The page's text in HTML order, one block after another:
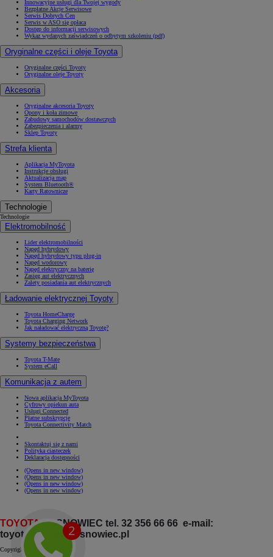
Innowacyjne usługi dla Twojej wygody
Bezpłatne Akcje Serwisowe
Serwis Dobrych Cen
Serwis w ASO się opłaca
Dostęp do informacji serwisowych
Wykaz wydanych zaświadczeń o odbytym szkoleniu (pdf)
Oryginalne części i oleje Toyota
Oryginalne części Toyoty
Oryginalne oleje Toyoty
Akcesoria
Oryginalne akcesoria Toyoty
Opony i koła zimowe
Zabudowy samochodów dostawczych
Zabezpieczenia i alarmy
Sklep Toyoty
Strefa klienta
Aplikacja MyToyota
Instrukcje obsługi
Aktualizacja map
System Bluetooth®
Karty Ratownicze
Technologie
Technologie
Elektromobilność
Lider elektromobilności
Napęd hybrydowy
Napęd hybrydowy typu plug-in
Napęd wodorowy
Napęd elektryczny na baterię
Zasięg aut elektrycznych
Zalety posiadania aut elektrycznych
Ładowanie elektrycznej Toyoty
Toyota HomeCharge
Toyota Charging Network
Jak naładować elektryczną Toyotę?
Systemy bezpieczeństwa
Toyota T-Mate
System eCall
Komunikacja z autem
Nowa aplikacja MyToyota
Cyfrowy opiekun auta
Usługi Connected
Płatne subskrypcje
Toyota Connectivity Match
Skontaktuj się z nami
Polityka ciasteczek
Deklaracja dostępności
(Opens in new window)
(Opens in new window)
(Opens in new window)
(Opens in new window)
TOYOTASOSNOWIEC tel. 32 356 66 66 e-mail:
toyota@toyotasosnowiec.pl
Copyright © Toyota 2026